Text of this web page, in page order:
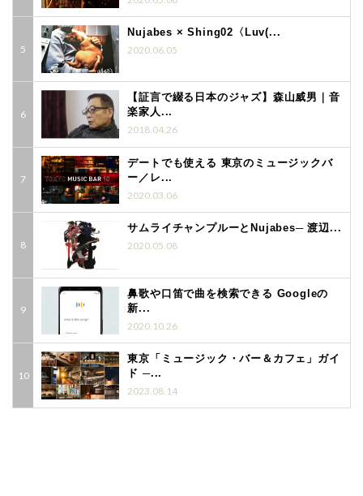
Nujabes × Shing02〈Luv(...
2020.06.05
【証言で綴る日本のジャズ】森山威男｜音
楽家人...
2018.04.26
デートでも使える 東京のミュージックバ
ー／レ...
2020.03.06
サムライチャンプルーとNujabes─ 渡辺...
2020.05.08
鼻歌や口笛で曲を検索できる Googleの
新...
2020.10.26
東京「ミュージック・バー＆カフェ」ガイ
ド ─...
2023.08.14